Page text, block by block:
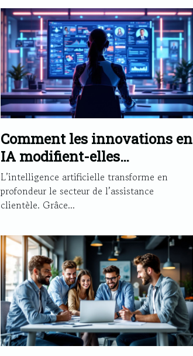
Comment les innovations en
IA modifient-elles
l'assistance clientèle ?
L’intelligence artificielle transforme en
profondeur le secteur de l’assistance
clientèle. Grâce...